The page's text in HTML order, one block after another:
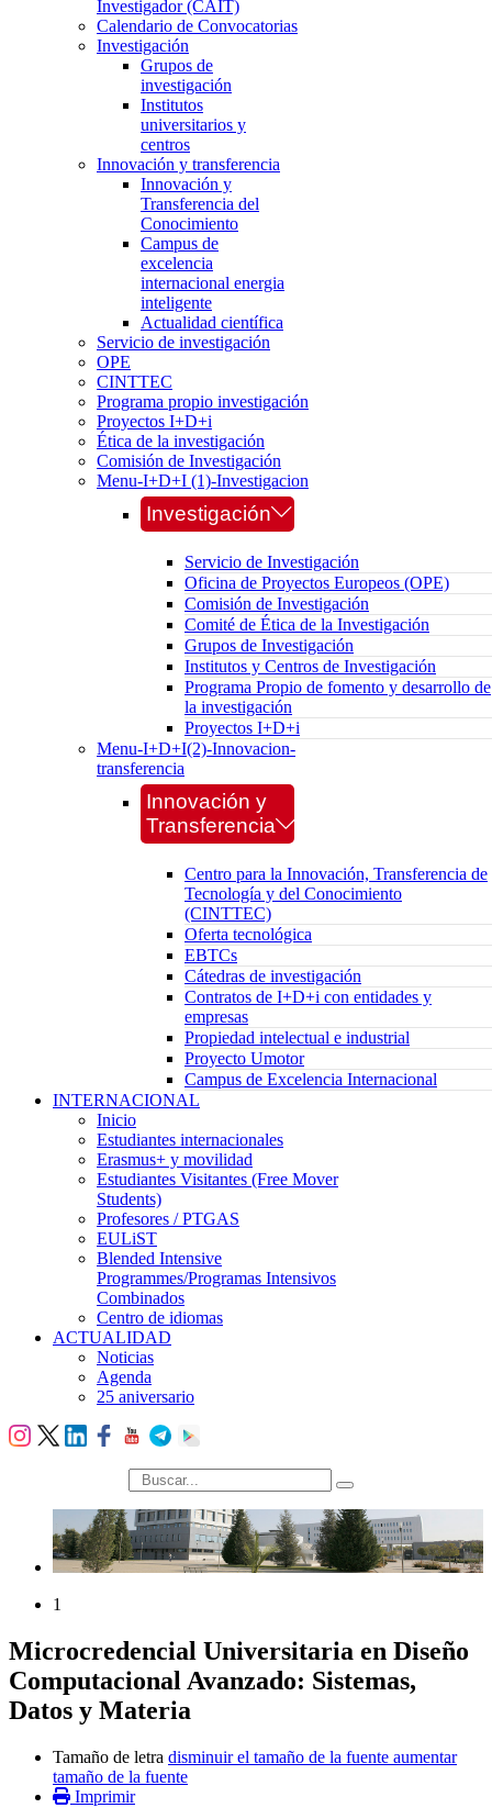
Investigador (CAIT)
Calendario de Convocatorias
Investigación
Grupos de
investigación
Institutos
universitarios y
centros
Innovación y transferencia
Innovación y
Transferencia del
Conocimiento
Campus de
excelencia
internacional energia
inteligente
Actualidad científica
Servicio de investigación
OPE
CINTTEC
Programa propio investigación
Proyectos I+D+i
Ética de la investigación
Comisión de Investigación
Menu-I+D+I (1)-Investigacion
Investigación
Servicio de Investigación
Oficina de Proyectos Europeos (OPE)
Comisión de Investigación
Comité de Ética de la Investigación
Grupos de Investigación
Institutos y Centros de Investigación
Programa Propio de fomento y desarrollo de
la investigación
Proyectos I+D+i
Menu-I+D+I(2)-Innovacion-
transferencia
Innovación y
Transferencia
Centro para la Innovación, Transferencia de
Tecnología y del Conocimiento
(CINTTEC)
Oferta tecnológica
EBTCs
Cátedras de investigación
Contratos de I+D+i con entidades y
empresas
Propiedad intelectual e industrial
Proyecto Umotor
Campus de Excelencia Internacional
INTERNACIONAL
Inicio
Estudiantes internacionales
Erasmus+ y movilidad
Estudiantes Visitantes (Free Mover
Students)
Profesores / PTGAS
EULiST
Blended Intensive
Programmes/Programas Intensivos
Combinados
Centro de idiomas
ACTUALIDAD
Noticias
Agenda
25 aniversario
búsqueda
1
Microcredencial Universitaria en Diseño
Computacional Avanzado: Sistemas,
Datos y Materia
Tamaño de letra disminuir el tamaño de la fuente aumentar
tamaño de la fuente
Imprimir